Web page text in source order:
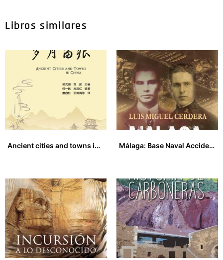
Libros similares
Ancient cities and towns in China
Málaga: Base Naval Accidental